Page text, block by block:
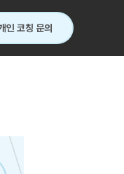
인 코칭 문의